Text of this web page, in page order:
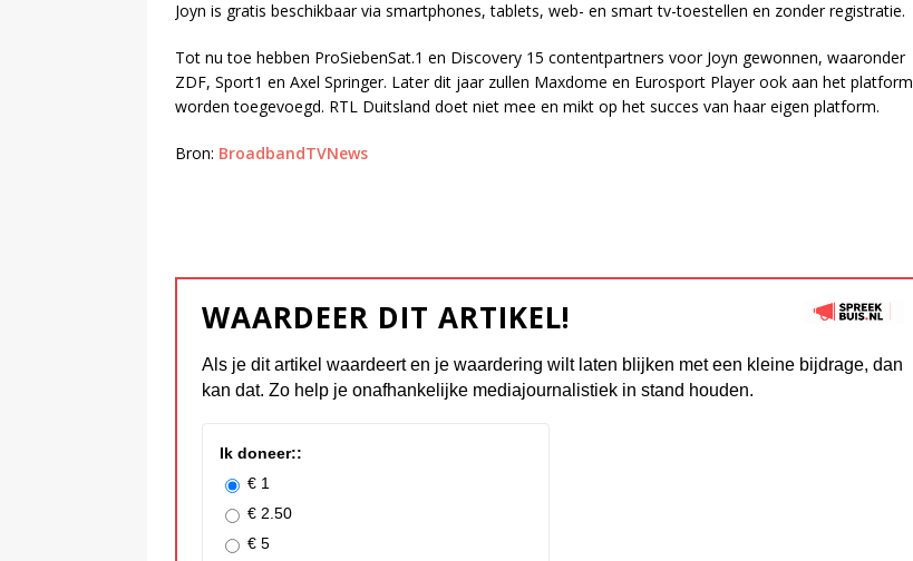
Joyn is gratis beschikbaar via smartphones, tablets, web- en smart tv-toestellen en zonder registratie.
Tot nu toe hebben ProSiebenSat.1 en Discovery 15 contentpartners voor Joyn gewonnen, waaronder
ZDF, Sport1 en Axel Springer. Later dit jaar zullen Maxdome en Eurosport Player ook aan het platform
worden toegevoegd. RTL Duitsland doet niet mee en mikt op het succes van haar eigen platform.
Bron: BroadbandTVNews
WAARDEER DIT ARTIKEL!
Als je dit artikel waardeert en je waardering wilt laten blijken met een kleine bijdrage, dan
kan dat. Zo help je onafhankelijke mediajournalistiek in stand houden.
Ik doneer::
€ 1
€ 2.50
€ 5